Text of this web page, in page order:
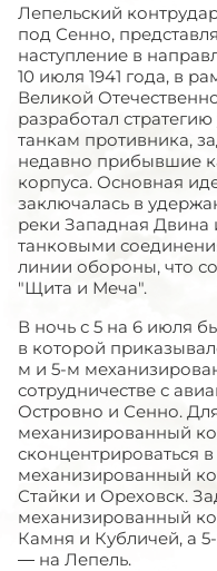
Лепельский
под Сенно,
наступление в
10 июля 1941 года, в
Великой
разработал
танкам противника,
недавно прибывшие
корпуса. Основная
заключалась в
реки Западная Двина
танковыми
линии обороны, что
"Щита и Меча".
В ночь с 5 на 6 июля
в которой
м и 5-м
сотрудничестве с
Островно и Сенно.
механизированный
сконцентрироваться
механизированный
Стайки и Ореховск.
механизированный
Камня и Кубличей, а
— на Лепель.